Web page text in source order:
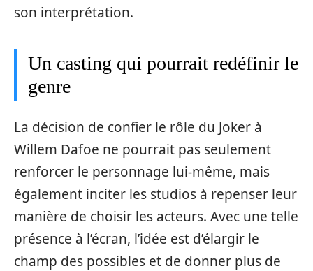
son interprétation.
Un casting qui pourrait redéfinir le
genre
La décision de confier le rôle du Joker à
Willem Dafoe ne pourrait pas seulement
renforcer le personnage lui-même, mais
également inciter les studios à repenser leur
manière de choisir les acteurs. Avec une telle
présence à l’écran, l’idée est d’élargir le
champ des possibles et de donner plus de